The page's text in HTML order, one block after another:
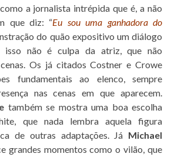
a jornalista intrépida que é, a não
que diz: “Eu sou uma ganhadora do
do quão expositivo um diálogo
isso não é culpa da atriz, que não
Os já citados Costner e Crowe
fundamentais ao elenco, sempre
nas cenas em que aparecem.
também se mostra uma boa escolha
que nada lembra aquela figura
de outras adaptações. Já Michael
grandes momentos como o vilão, que